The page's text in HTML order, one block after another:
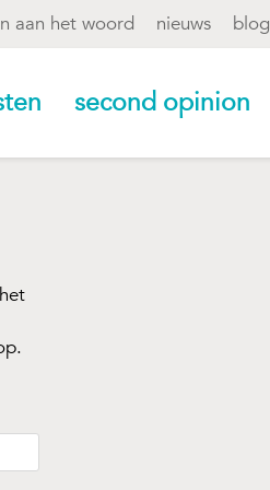
aan het woord nieuws blog
second opinion